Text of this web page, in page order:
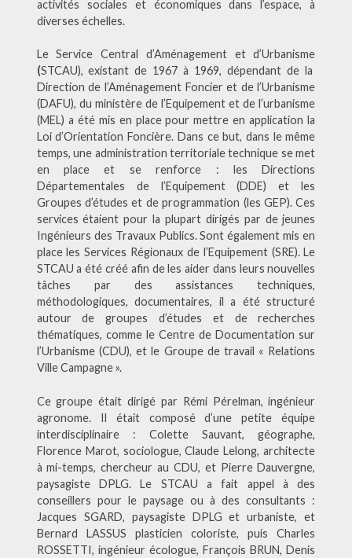
activités sociales et économiques dans l’espace, à
diverses échelles.
Le Service Central d’Aménagement et d’Urbanisme
(STCAU), existant de 1967 à 1969, dépendant de la
Direction de l’Aménagement Foncier et de l’Urbanisme
(DAFU), du ministère de l’Equipement et de l’urbanisme
(MEL) a été mis en place pour mettre en application la
Loi d’Orientation Foncière. Dans ce but, dans le même
temps, une administration territoriale technique se met
en place et se renforce : les Directions
Départementales de l’Equipement (DDE) et les
Groupes d’études et de programmation (les GEP). Ces
services étaient pour la plupart dirigés par de jeunes
Ingénieurs des Travaux Publics. Sont également mis en
place les Services Régionaux de l’Equipement (SRE). Le
STCAU a été créé afin de les aider dans leurs nouvelles
tâches par des assistances techniques,
méthodologiques, documentaires, il a été structuré
autour de groupes d’études et de recherches
thématiques, comme le Centre de Documentation sur
l’Urbanisme (CDU), et le Groupe de travail « Relations
Ville Campagne ».
Ce groupe était dirigé par Rémi Pérelman, ingénieur
agronome. Il était composé d’une petite équipe
interdisciplinaire : Colette Sauvant, géographe,
Florence Marot, sociologue, Claude Lelong, architecte
à mi-temps, chercheur au CDU, et Pierre Dauvergne,
paysagiste DPLG. Le STCAU a fait appel à des
conseillers pour le paysage ou à des consultants :
Jacques SGARD, paysagiste DPLG et urbaniste, et
Bernard LASSUS plasticien coloriste, puis Charles
ROSSETTI, ingénieur écologue, François BRUN, Denis